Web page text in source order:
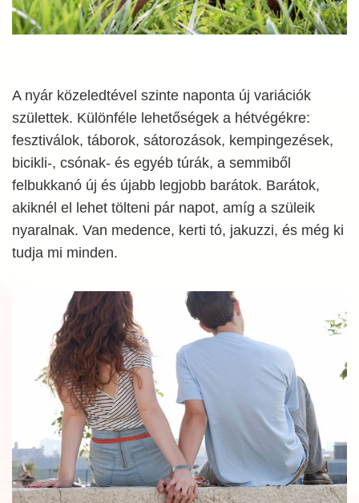
A nyár közeledtével szinte naponta új variációk
születtek. Különféle lehetőségek a hétvégékre:
fesztiválok, táborok, sátorozások, kempingezések,
bicikli-, csónak- és egyéb túrák, a semmiből
felbukkanó új és újabb legjobb barátok. Barátok,
akiknél el lehet tölteni pár napot, amíg a szüleik
nyaralnak. Van medence, kerti tó, jakuzzi, és még ki
tudja mi minden.